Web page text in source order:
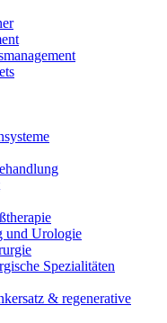
Versorgung nach der
Weitere Informationen
Pflege.
und Urologie
Spezialitäten
& regenerative